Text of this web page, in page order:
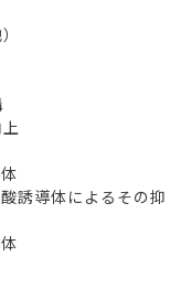
導体によるその抑